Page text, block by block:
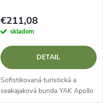
€211,08
skladom
DETAIL
Sofistikovaná turistická a
seakajaková bunda YAK Apollo